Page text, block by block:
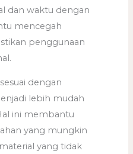
dan waktu dengan
mencegah
penggunaan
dengan
lebih mudah
ini membantu
yang mungkin
yang tidak